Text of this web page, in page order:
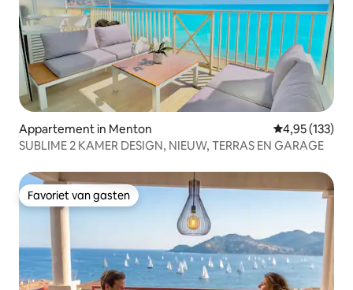
Appartement in Menton Gemiddelde
4,95 (133)
SUBLIME 2 KAMER DESIGN, NIEUW, TERRAS EN GARAGE
Favoriet van gasten
Favoriet van gasten